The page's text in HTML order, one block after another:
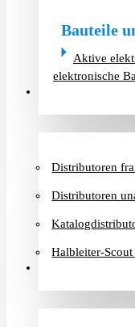
Bauteile
Aktive
elektronische
Distributoren
Distributoren
Halbleiter-